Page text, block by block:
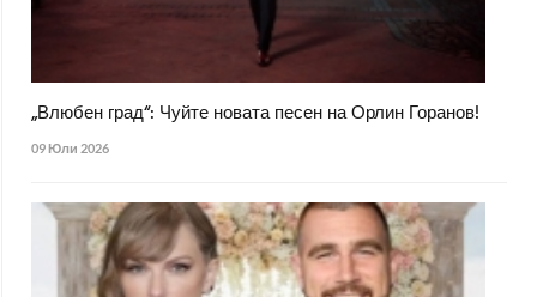
„Влюбен град“: Чуйте новата песен на Орлин Горанов!
09 Юли 2026